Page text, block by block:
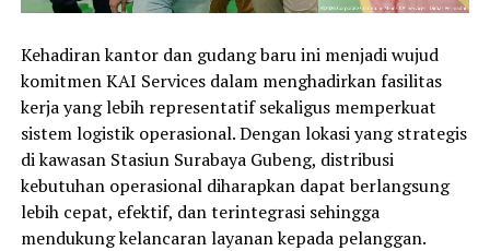
Kehadiran kantor dan gudang baru ini menjadi wujud
komitmen KAI Services dalam menghadirkan fasilitas
kerja yang lebih representatif sekaligus memperkuat
sistem logistik operasional. Dengan lokasi yang strategis
di kawasan Stasiun Surabaya Gubeng, distribusi
kebutuhan operasional diharapkan dapat berlangsung
lebih cepat, efektif, dan terintegrasi sehingga
mendukung kelancaran layanan kepada pelanggan.